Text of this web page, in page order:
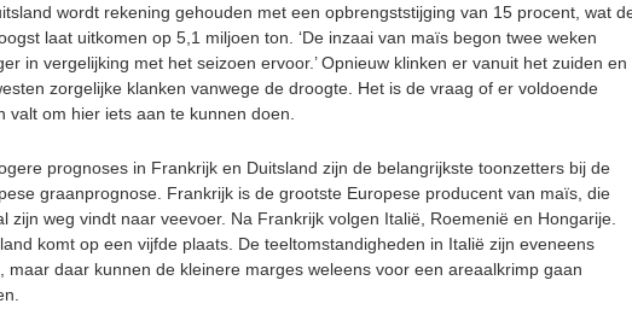
wordt rekening gehouden met een opbrengststijging van 15 procent, wat
laat uitkomen op 5,1 miljoen ton. ‘De inzaai van maïs begon twee weken
in vergelijking met het seizoen ervoor.’ Opnieuw klinken er vanuit het zuiden en
zorgelijke klanken vanwege de droogte. Het is de vraag of er voldoende
valt om hier iets aan te kunnen doen.
prognoses in Frankrijk en Duitsland zijn de belangrijkste toonzetters bij de
graanprognose. Frankrijk is de grootste Europese producent van maïs, die
zijn weg vindt naar veevoer. Na Frankrijk volgen Italië, Roemenië en Hongarije.
komt op een vijfde plaats. De teeltomstandigheden in Italië zijn eveneens
maar daar kunnen de kleinere marges weleens voor een areaalkrimp gaan